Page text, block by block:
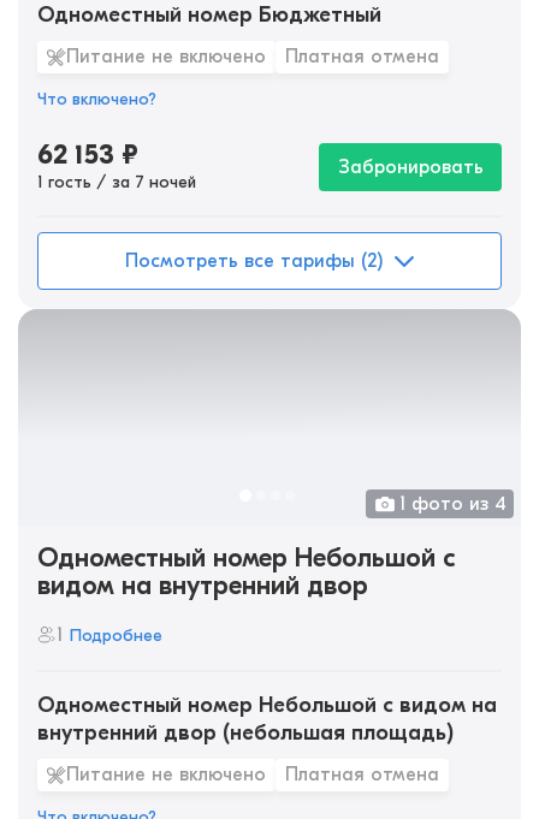
Одноместный номер Бюджетный
Питание не включено Платная отмена
Что включено?
62 153 ₽
1 гость / за 7 ночей
Забронировать
Посмотреть все тарифы (2)
1 фото из 4
Одноместный номер Небольшой с
видом на внутренний двор
1 Подробнее
Одноместный номер Небольшой с видом на
внутренний двор (небольшая площадь)
Питание не включено Платная отмена